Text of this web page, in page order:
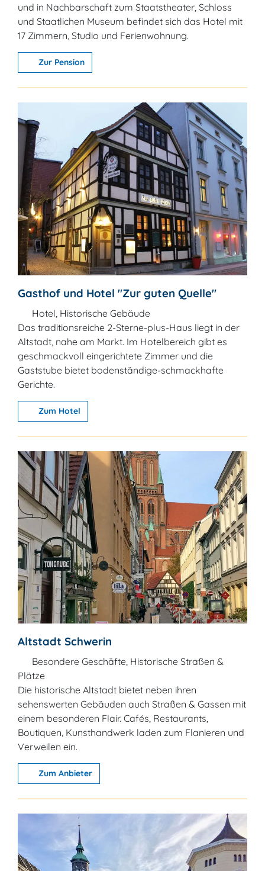
und in Nachbarschaft zum Staatstheater, Schloss
und Staatlichen Museum befindet sich das Hotel mit
17 Zimmern, Studio und Ferienwohnung.
Zur Pension
Gasthof und Hotel "Zur guten Quelle"
Hotel, Historische Gebäude
Das traditionsreiche 2-Sterne-plus-Haus liegt in der
Altstadt, nahe am Markt. Im Hotelbereich gibt es
geschmackvoll eingerichtete Zimmer und die
Gaststube bietet bodenständige-schmackhafte
Gerichte.
Zum Hotel
Altstadt Schwerin
Besondere Geschäfte, Historische Straßen &
Plätze
Die historische Altstadt bietet neben ihren
sehenswerten Gebäuden auch Straßen & Gassen mit
einem besonderen Flair. Cafés, Restaurants,
Boutiquen, Kunsthandwerk laden zum Flanieren und
Verweilen ein.
Zum Anbieter